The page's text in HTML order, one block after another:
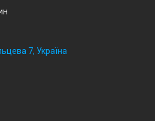
7, Україна